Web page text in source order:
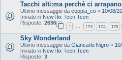
Tacchi alti:ma perchè ci
Ultimo messaggio da coppia_co « 10/08/
Inviato in New Ifix Tcen Tcen
Risposte: 2636
1 … 173 174 175
Sky Wonderland
Ultimo messaggio da Giancarlo Nigro «
Inviato in New Ifix Tcen Tcen
Risposte: 3